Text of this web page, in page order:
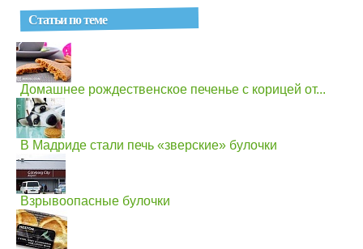
Статьи по теме
Домашнее рождественское печенье с корицей от...
В Мадриде стали печь «зверские» булочки
Взрывоопасные булочки